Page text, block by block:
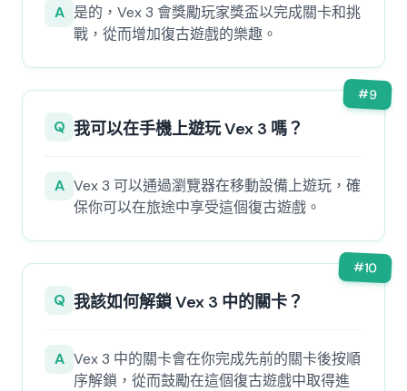
A 是的，Vex 3 會獎勵玩家獎盃以完成關卡和挑
戰，從而增加復古遊戲的樂趣。
#9
Q 我可以在手機上遊玩 Vex 3 嗎？
A Vex 3 可以通過瀏覽器在移動設備上遊玩，確
保你可以在旅途中享受這個復古遊戲。
#10
Q 我該如何解鎖 Vex 3 中的關卡？
A Vex 3 中的關卡會在你完成先前的關卡後按順
序解鎖，從而鼓勵在這個復古遊戲中取得進